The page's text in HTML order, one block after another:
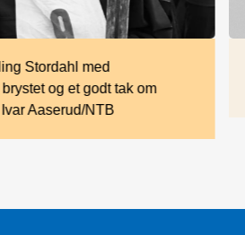
Stordahl med
og et godt tak om
Aaserud/NTB